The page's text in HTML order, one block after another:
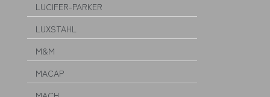
LUCIFER-PARKER
LUXSTAHL
M&M
MACAP